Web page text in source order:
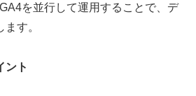
を並行して運用することで、デ
す。
ント